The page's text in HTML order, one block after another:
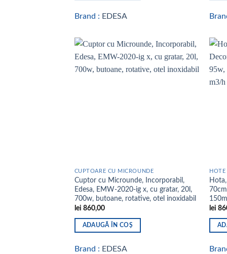
Brand : EDESA
Add to
wishlist
CUPTOARE CU MICROUNDE
Cuptor cu Microunde, Incorporabil,
Edesa, EMW-2020-ig x, cu gratar, 20l,
700w, butoane, rotative, otel inoxidabil
lei 860,00
ADAUGĂ ÎN COȘ
Brand : EDESA
HOTE
lei